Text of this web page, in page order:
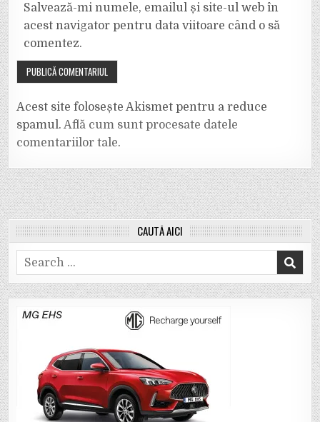
Salvează-mi numele, emailul și site-ul web în
acest navigator pentru data viitoare când o să
comentez.
Acest site folosește Akismet pentru a reduce
spamul.Află cum sunt procesate datele
comentariilor tale.
CAUTĂ AICI
Search
for: